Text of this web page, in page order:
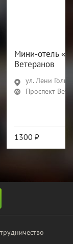
Мини-отель
Ветеранов
ул. Лени
Проспект
1300 ₽